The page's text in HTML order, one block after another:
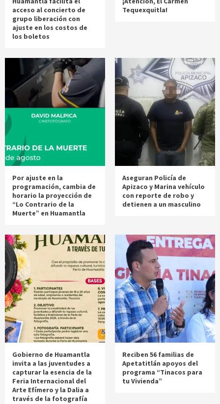
acceso al concierto de
grupo liberación con
ajuste en los costos de
los boletos
Tequexquitla!
Por ajuste en la
programación, cambia de
horario la proyección de
“Lo Contrario de la
Muerte” en Huamantla
Aseguran Policía de
Apizaco y Marina vehículo
con reporte de robo y
detienen a un masculino
Gobierno de Huamantla
invita a las juventudes a
capturar la esencia de la
Feria Internacional del
Arte Efímero y la Dalia a
través de la fotografía
Reciben 56 familias de
Apetatitlán apoyos del
programa “Tinacos para
tu Vivienda”